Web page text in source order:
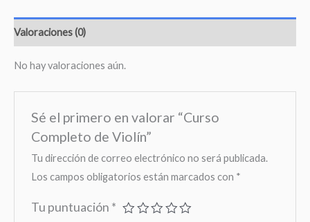
Valoraciones (0)
No hay valoraciones aún.
Sé el primero en valorar “Curso
Completo de Violín”
Tu dirección de correo electrónico no será publicada.
Los campos obligatorios están marcados con *
Tu puntuación *